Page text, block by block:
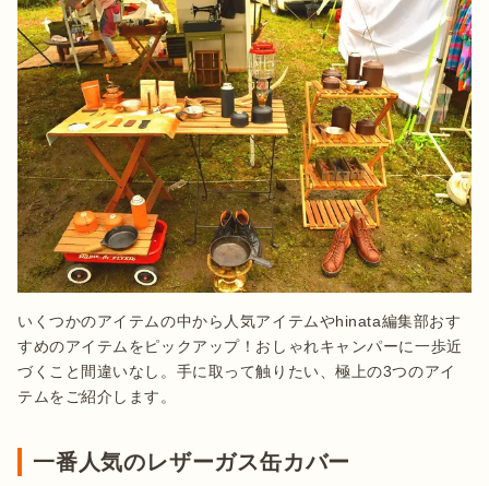
いくつかのアイテムの中から人気アイテムやhinata編集部おす
すめのアイテムをピックアップ！おしゃれキャンパーに一歩近
づくこと間違いなし。手に取って触りたい、極上の3つのアイ
テムをご紹介します。
一番人気のレザーガス缶カバー